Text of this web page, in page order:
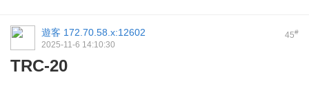
45#
遊客 172.70.58.x:12602
2025-11-6 14:10:30
TRC-20